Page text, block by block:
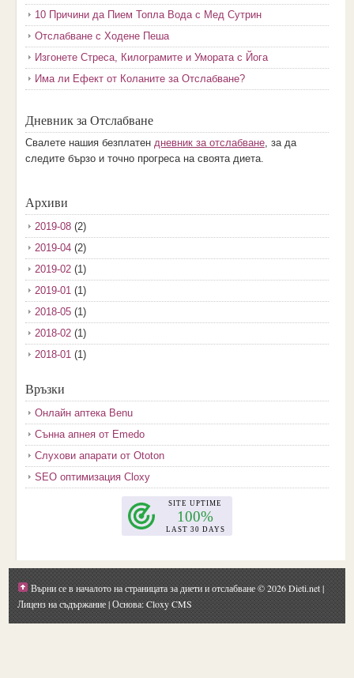
10 Причини да Пием Топла Вода с Мед Сутрин
Отслабване с Ходене Пеша
Изгонете Стреса, Килограмите и Умората с Йога
Има ли Ефект от Коланите за Отслабване?
Дневник за Отслабване
Свалете нашия безплатен дневник за отслабване, за да
следите бързо и точно прогреса на своята диета.
Архиви
2019-08(2)
2019-04(2)
2019-02(1)
2019-01(1)
2018-05(1)
2018-02(1)
2018-01(1)
2017-11
2017-10(3)
2017-08(3)
2017-07(1)
2017-06(2)
2017-02(2)
2017-01(1)
2016-09(1)
Връзки
Онлайн аптека Benu
Сънна апнея от Emedo
Слухови апарати от Ototon
SEO оптимизация Cloxy
Върни се в началото на страницата за диети и отслабване© 2026 Dieti.net |
Лиценз на съдържание| Основа: Cloxy CMS